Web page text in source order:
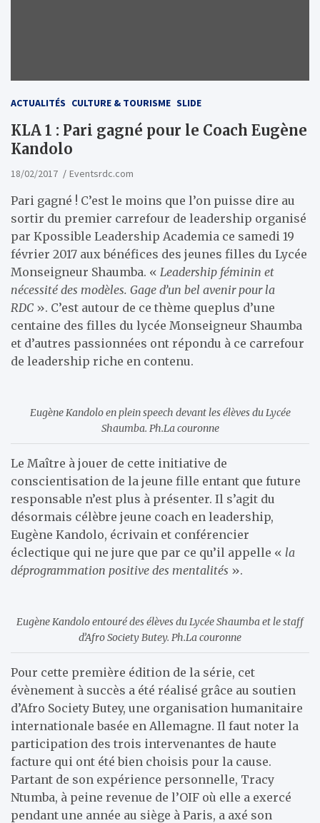
ACTUALITÉS CULTURE & TOURISME SLIDE
KLA 1 : Pari gagné pour le Coach Eugène
Kandolo
18/02/2017 Eventsrdc.com
Pari gagné ! C’est le moins que l’on puisse dire au
sortir du premier carrefour de leadership organisé
par Kpossible Leadership Academia ce samedi 19
février 2017 aux bénéfices des jeunes filles du Lycée
Monseigneur Shaumba. « Leadership féminin et
nécessité des modèles. Gage d’un bel avenir pour la
RDC ». C’est autour de ce thème queplus d’une
centaine des filles du lycée Monseigneur Shaumba
et d’autres passionnées ont répondu à ce carrefour
de leadership riche en contenu.
Eugène Kandolo en plein speech devant les élèves du Lycée
Shaumba. Ph.La couronne
Le Maître à jouer de cette initiative de
conscientisation de la jeune fille entant que future
responsable n’est plus à présenter. Il s’agit du
désormais célèbre jeune coach en leadership,
Eugène Kandolo, écrivain et conférencier
éclectique qui ne jure que par ce qu’il appelle « la
déprogrammation positive des mentalités ».
Eugène Kandolo entouré des élèves du Lycée Shaumba et le staff
d’Afro Society Butey. Ph.La couronne
Pour cette première édition de la série, cet
évènement à succès a été réalisé grâce au soutien
d’Afro Society Butey, une organisation humanitaire
internationale basée en Allemagne. Il faut noter la
participation des trois intervenantes de haute
facture qui ont été bien choisis pour la cause.
Partant de son expérience personnelle, Tracy
Ntumba, à peine revenue de l’OIF où elle a exercé
pendant une année au siège à Paris, a axé son